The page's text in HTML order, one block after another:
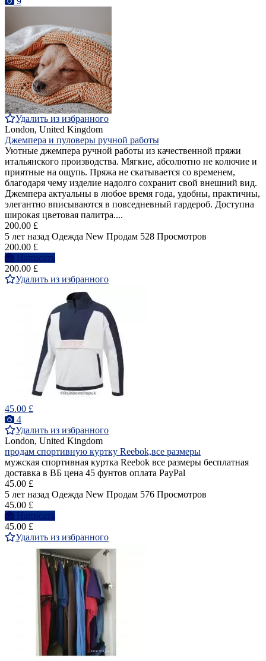
Удалить из избранного
London, United Kingdom
Джемпера и пуловеры ручной работы
Уютные джемпера ручной работы из качественной пряжи
итальянского производства. Мягкие, абсолютно не колючие и
приятные на ощупь. Пряжа не скатывается со временем,
благодаря чему изделие надолго сохранит свой внешний вид.
Джемпера актуальны в любое время года, удобны, практичны,
элегантно вписываются в повседневный гардероб. Доступна
широкая цветовая палитра....
200.00 £
5 лет назад Одежда New Продам 528 Просмотров
200.00 £
Написать
200.00 £
Удалить из избранного
45.00 £
4
Удалить из избранного
London, United Kingdom
продам спортивную куртку Reebok,все размеры
мужская спортивная куртка Reebok все размеры бесплатная
доставка в ВБ цена 45 фунтов оплата PayPal
45.00 £
5 лет назад Одежда New Продам 576 Просмотров
45.00 £
Написать
45.00 £
Удалить из избранного